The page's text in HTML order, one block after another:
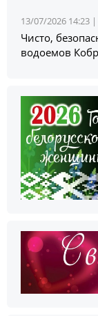
13/07/2026 14:23 |
Чисто,
водоемов